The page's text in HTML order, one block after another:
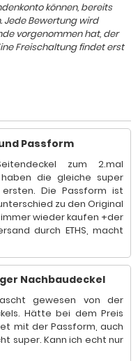
können, bereits
Jede Bewertung wird
vorgenommen hat, der
Freischaltung findet erst
Passform
zum 2.mal
die gleiche super
Die Passform ist
zu den Original
wieder kaufen +der
durch ETHS, macht
Nachbaudeckel
gewesen von der
Hätte bei dem Preis
mit der Passform, auch
super. Kann ich echt nur